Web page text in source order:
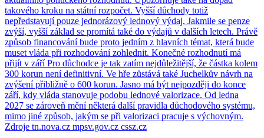
takového kroku na státní rozpočet. Vyšší důchody totiž
nepředstavují pouze jednorázový lednový výdaj. Jakmile se penze
zvýší, vyšší základ se promítá také do výdajů v dalších letech. Právě
způsob financování bude proto jedním z hlavních témat, která bude
muset vláda při rozhodování zohlednit. Konečné rozhodnutí má
přijít v září Pro důchodce je tak zatím nejdůležitější, že částka kolem
300 korun není definitivní. Ve hře zůstává také Juchelkův návrh na
zvýšení přibližně o 600 korun. Jasno má být nejpozději do konce
září, kdy vláda stanovuje podobu lednové valorizace. Od ledna
2027 se zároveň mění některá další pravidla důchodového systému,
mimo jiné způsob, jakým se při valorizaci pracuje s výchovným.
Zdroje tn.nova.cz mpsv.gov.cz cssz.cz